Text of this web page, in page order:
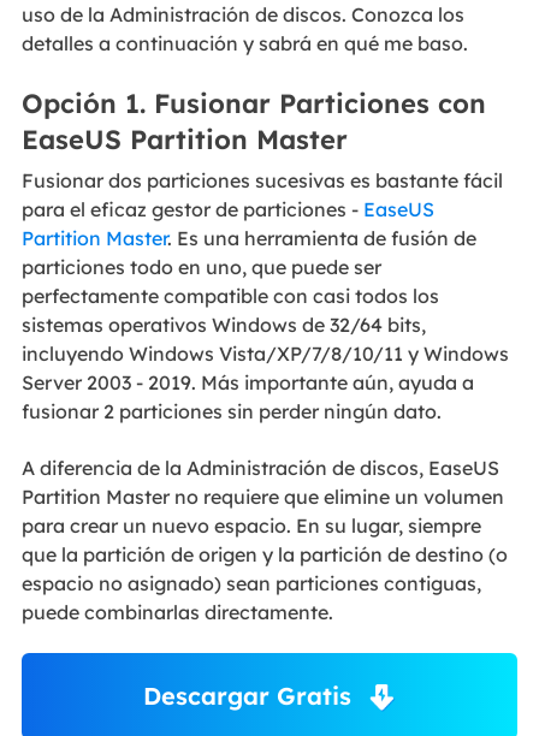
uso de la Administración de discos. Conozca los
detalles a continuación y sabrá en qué me baso.
Opción 1. Fusionar Particiones con
EaseUS Partition Master
Fusionar dos particiones sucesivas es bastante fácil
para el eficaz gestor de particiones - EaseUS
Partition Master. Es una herramienta de fusión de
particiones todo en uno, que puede ser
perfectamente compatible con casi todos los
sistemas operativos Windows de 32/64 bits,
incluyendo Windows Vista/XP/7/8/10/11 y Windows
Server 2003 - 2019. Más importante aún, ayuda a
fusionar 2 particiones sin perder ningún dato.
A diferencia de la Administración de discos, EaseUS
Partition Master no requiere que elimine un volumen
para crear un nuevo espacio. En su lugar, siempre
que la partición de origen y la partición de destino (o
espacio no asignado) sean particiones contiguas,
puede combinarlas directamente.
Descargar Gratis